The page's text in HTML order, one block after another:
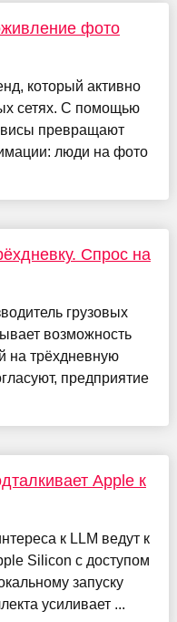
фото
который активно
сетях. С помощью
превращают
люди на фото
Спрос на
грузовых
возможность
на трёхдневную
предприятие
Apple к
к LLM ведут к
Silicon с доступом
запуску
усиливает ...